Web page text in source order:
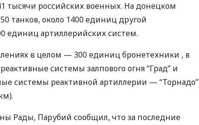
тысячи российских военных. На донецком
танков, около 1400 единиц другой
единиц артиллерийских систем.
в целом — 300 единиц бронетехники , в
системы залпового огня “Град” и
системы реактивной артиллерии — “Торнадо”
Рады, Парубий сообщил, что за последние